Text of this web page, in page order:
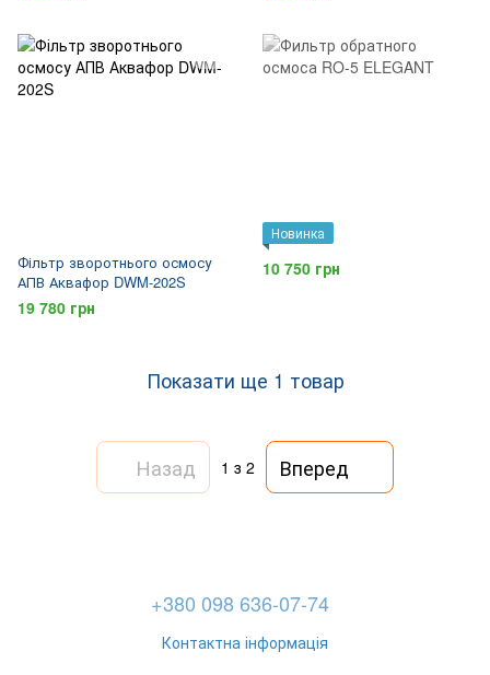
Фільтр зворотнього осмосу
АПВ Аквафор DWM-202S
19 780 грн
Новинка
10 750 грн
Показати ще 1 товар
Назад 1 з 2 Вперед
+380 098 636-07-74
Контактна інформація